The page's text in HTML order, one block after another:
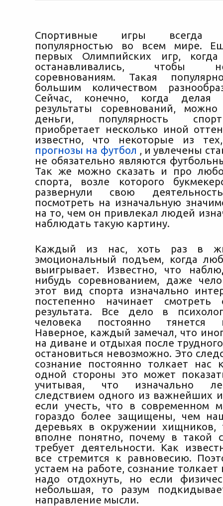
Спортивные игры всегда
популярностью во всем мире.
первых Олимпийских игр,
останавливались, чтобы
соревнованиям. Такая
большим количеством
Сейчас, конечно, когда делая
результаты соревнований, можно
деньги, популярность
приобретает несколько иной
известно, что некоторые из
прогнозы на футбол , и увлечены
не обязательно являются
Так же можно сказать и про
спорта, возле которого
развернули свою
посмотреть на изначальную
на то, чем он привлекал людей
наблюдать такую картину.
Каждый из нас, хоть раз в
эмоциональный подъем, когда
выигрывает. Известно, что
нибудь соревнованием, даже
этот вид спорта изначально
постепенно начинает
результата. Все дело в
человека постоянно тянется
Наверное, каждый замечал, что
на диване и отдыхая после
остановиться невозможно. Это
сознание постоянно толкает нас
одной стороны это может
учитывая, что изначально
следствием одного из важнейших
если учесть, что в современном
гораздо более защищены, чем
деревьях в окружении хищников,
вполне понятно, почему в такой
требует деятельности. Как
все стремится к равновесию.
устаем на работе, сознание толкает
надо отдохнуть, но если
небольшая, то разум
направление мысли.